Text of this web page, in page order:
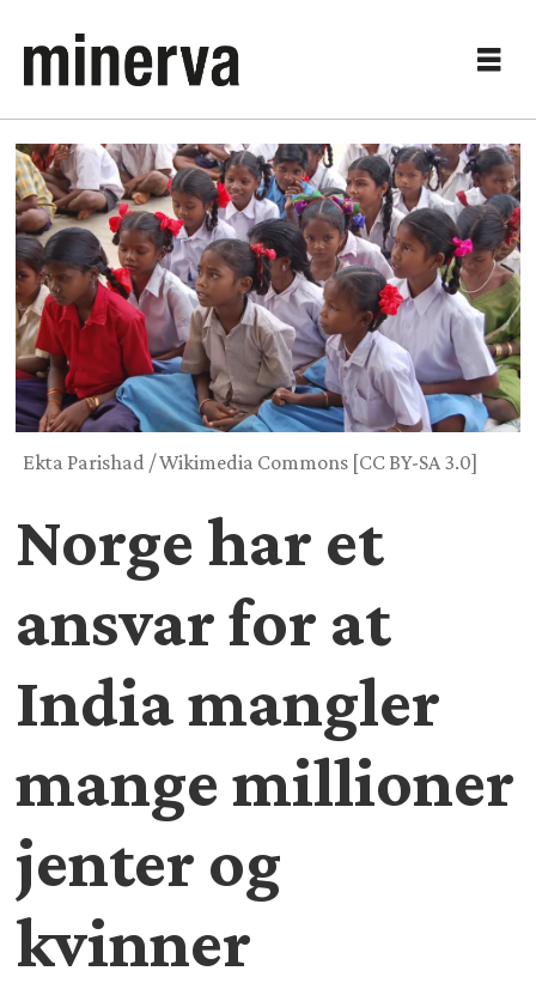
Ekta Parishad / Wikimedia Commons [CC BY-SA 3.0]
Norge har et
ansvar for at
India mangler
mange millioner
jenter og
kvinner